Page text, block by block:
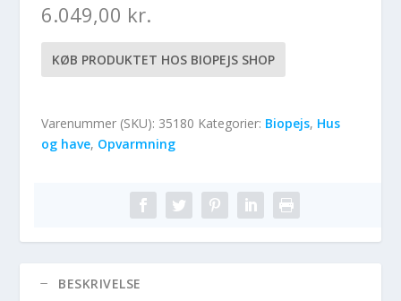
6.049,00 kr.
KØB PRODUKTET HOS BIOPEJS SHOP
Varenummer (SKU): 35180 Kategorier: Biopejs, Hus
og have, Opvarmning
BESKRIVELSE